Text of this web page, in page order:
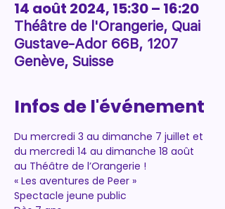
14 août 2024, 15:30 – 16:20
Théâtre de l'Orangerie, Quai
Gustave-Ador 66B, 1207
Genève, Suisse
Infos de l'événement
Du mercredi 3 au dimanche 7 juillet et
du mercredi 14 au dimanche 18 août
au Théâtre de l’Orangerie !
« Les aventures de Peer »
Spectacle jeune public